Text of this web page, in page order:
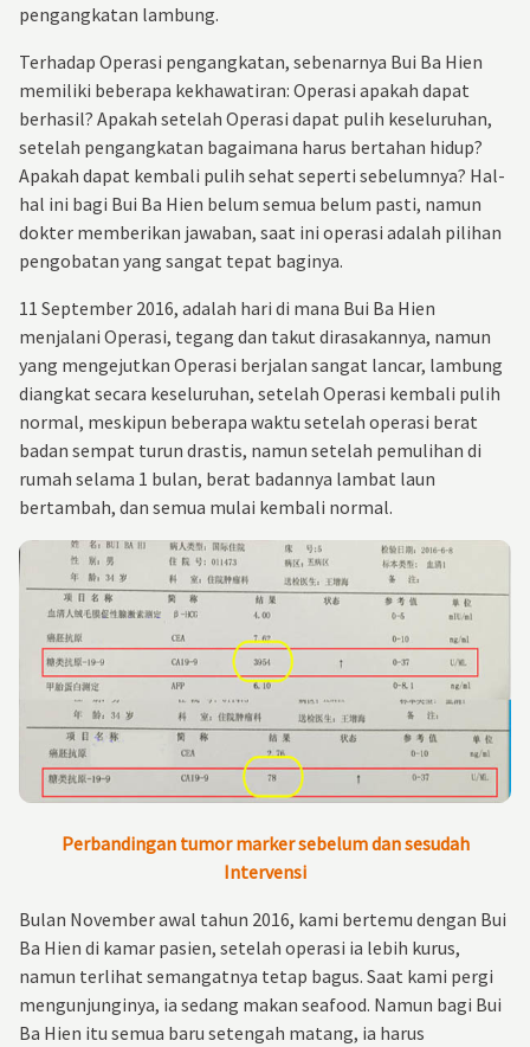
pengangkatan lambung.
Terhadap Operasi pengangkatan, sebenarnya Bui Ba Hien
memiliki beberapa kekhawatiran: Operasi apakah dapat
berhasil? Apakah setelah Operasi dapat pulih keseluruhan,
setelah pengangkatan bagaimana harus bertahan hidup?
Apakah dapat kembali pulih sehat seperti sebelumnya? Hal-
hal ini bagi Bui Ba Hien belum semua belum pasti, namun
dokter memberikan jawaban, saat ini operasi adalah pilihan
pengobatan yang sangat tepat baginya.
11 September 2016, adalah hari di mana Bui Ba Hien
menjalani Operasi, tegang dan takut dirasakannya, namun
yang mengejutkan Operasi berjalan sangat lancar, lambung
diangkat secara keseluruhan, setelah Operasi kembali pulih
normal, meskipun beberapa waktu setelah operasi berat
badan sempat turun drastis, namun setelah pemulihan di
rumah selama 1 bulan, berat badannya lambat laun
bertambah, dan semua mulai kembali normal.
Perbandingan tumor marker sebelum dan sesudah
Intervensi
Bulan November awal tahun 2016, kami bertemu dengan Bui
Ba Hien di kamar pasien, setelah operasi ia lebih kurus,
namun terlihat semangatnya tetap bagus. Saat kami pergi
mengunjunginya, ia sedang makan seafood. Namun bagi Bui
Ba Hien itu semua baru setengah matang, ia harus